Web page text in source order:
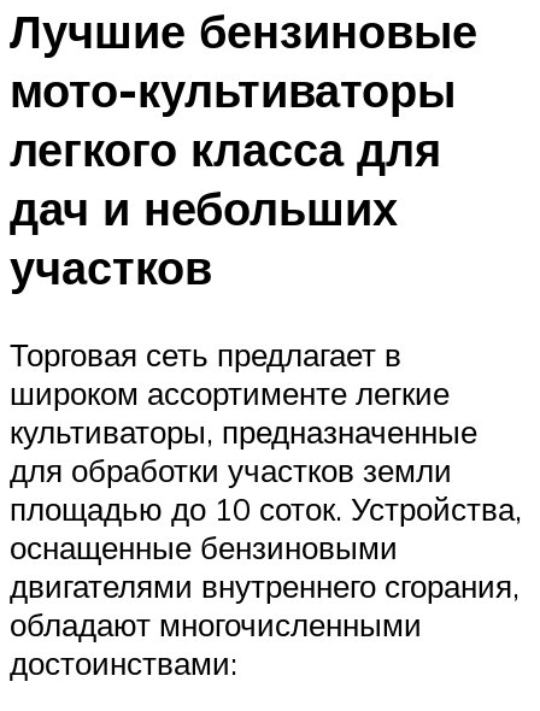
Лучшие бензиновые
мото-культиваторы
легкого класса для
дач и небольших
участков
Торговая сеть предлагает в
широком ассортименте легкие
культиваторы, предназначенные
для обработки участков земли
площадью до 10 соток. Устройства,
оснащенные бензиновыми
двигателями внутреннего сгорания,
обладают многочисленными
достоинствами: